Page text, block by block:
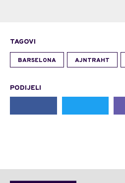
TAGOVI
BARSELONA AJNTRAHT
PODIJELI